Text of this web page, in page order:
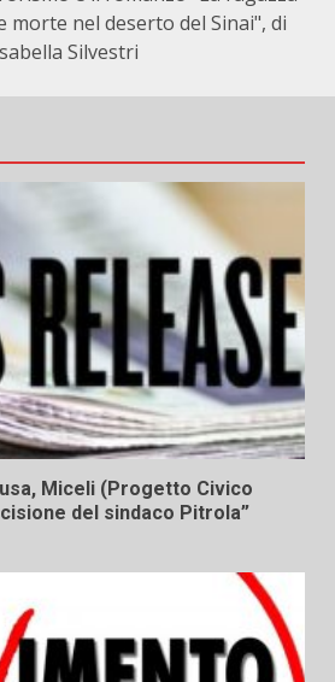
morte nel deserto del Sinai", di
Silvestri
Miceli (Progetto Civico
del sindaco Pitrola”